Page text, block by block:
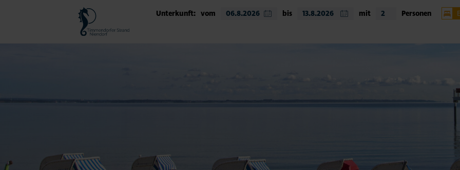
Unterkunft: vom bis mit Personen